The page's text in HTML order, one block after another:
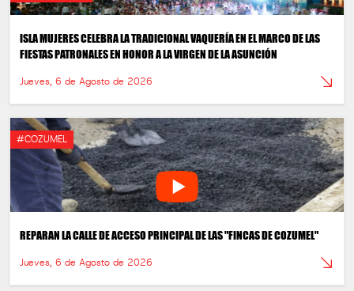
ISLA MUJERES CELEBRA LA TRADICIONAL VAQUERÍA EN EL MARCO DE LAS
FIESTAS PATRONALES EN HONOR A LA VIRGEN DE LA ASUNCIÓN
Jueves, 6 de Agosto de 2026
#COZUMEL
REPARAN LA CALLE DE ACCESO PRINCIPAL DE LAS "FINCAS DE COZUMEL"
Jueves, 6 de Agosto de 2026